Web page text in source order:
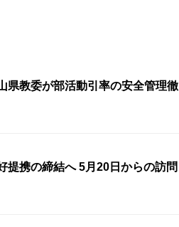
教委が部活動引率の安全管理徹
提携の締結へ 5月20日からの訪問